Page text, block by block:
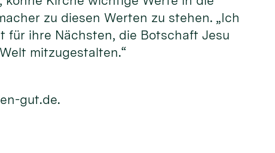
zu diesen Werten zu stehen. „Ich
für ihre Nächsten, die Botschaft Jesu
mitzugestalten.“
gut.de.